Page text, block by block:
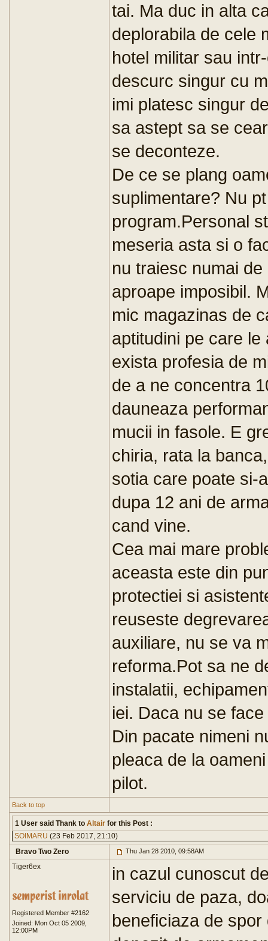
tai. Ma duc in alta
deplorabila de cele
hotel militar sau
descurc singur cu
imi platesc singur
sa astept sa se
se deconteze.
De ce se plang
suplimentare? Nu
program.Personal
meseria asta si o
nu traiesc numai
aproape imposibil.
mic magazinas de
aptitudini pe care
exista profesia de
de a ne concentra
dauneaza
mucii in fasole. E
chiria, rata la
sotia care poate si-
dupa 12 ani de
cand vine.
Cea mai mare
aceasta este din
protectiei si
reuseste
auxiliare, nu se va
reforma.Pot sa ne
instalatii,
iei. Daca nu se
Din pacate nimeni
pleaca de la
pilot.
Back to top
1 User said Thank to Altair for this Post :
SOIMARU (23 Feb 2017, 21:10)
Bravo Two Zero
Thu Jan 28 2010, 09:58AM
Tiger6ex
Registered Member #2162
Joined: Mon Oct 05 2009,
12:00PM
in cazul cunoscut
serviciu de paza,
beneficiaza de